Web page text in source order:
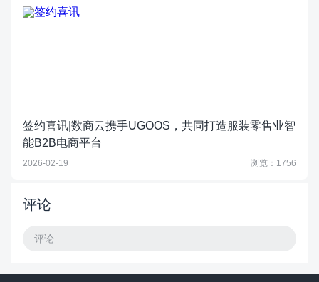
签约喜讯|数商云携手UGOOS，共同打造服装零售业智
能B2B电商平台
2026-02-19 浏览：1756
评论
评论